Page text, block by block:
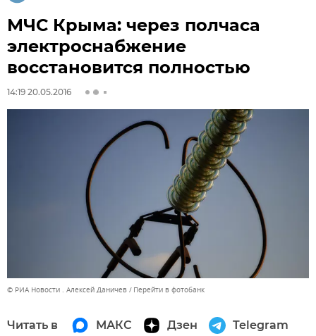
МЧС Крыма: через полчаса
электроснабжение
восстановится полностью
14:19 20.05.2016
© РИА Новости . Алексей Даничев Перейти в фотобанк
Читать в МАКС Дзен Telegram